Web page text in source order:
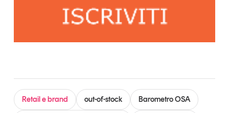
Retail e brand out-of-stock Barometro OSA